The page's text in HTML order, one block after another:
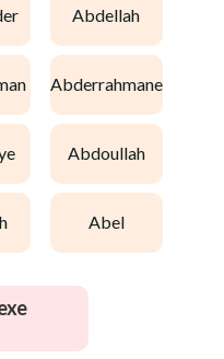
abdellah
abderrahmane
abdoullah
abel